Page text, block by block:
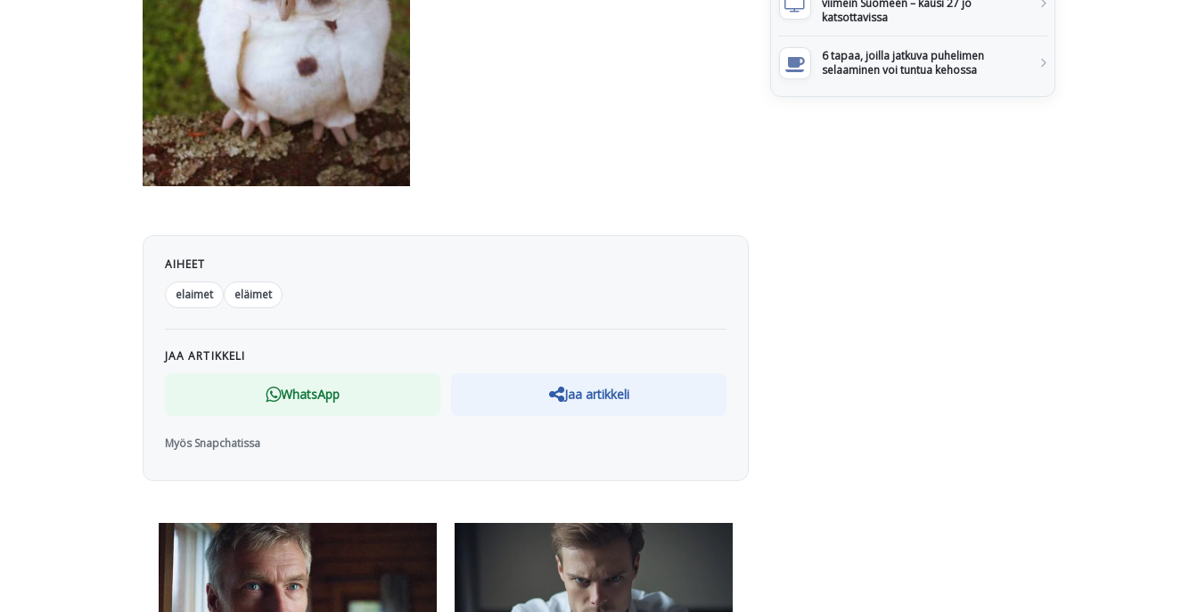
AIHEET
elaimet
eläimet
JAA ARTIKKELI
WhatsApp Jaa artikkeli
Myös Snapchatissa
viimein Suomeen – kausi 27 jo
katsottavissa
6 tapaa, joilla jatkuva puhelimen
selaaminen voi tuntua kehossa